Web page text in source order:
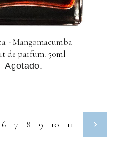
- Mangomacumba
de parfum. 50ml
Agotado.
6 7 8 9 10 11